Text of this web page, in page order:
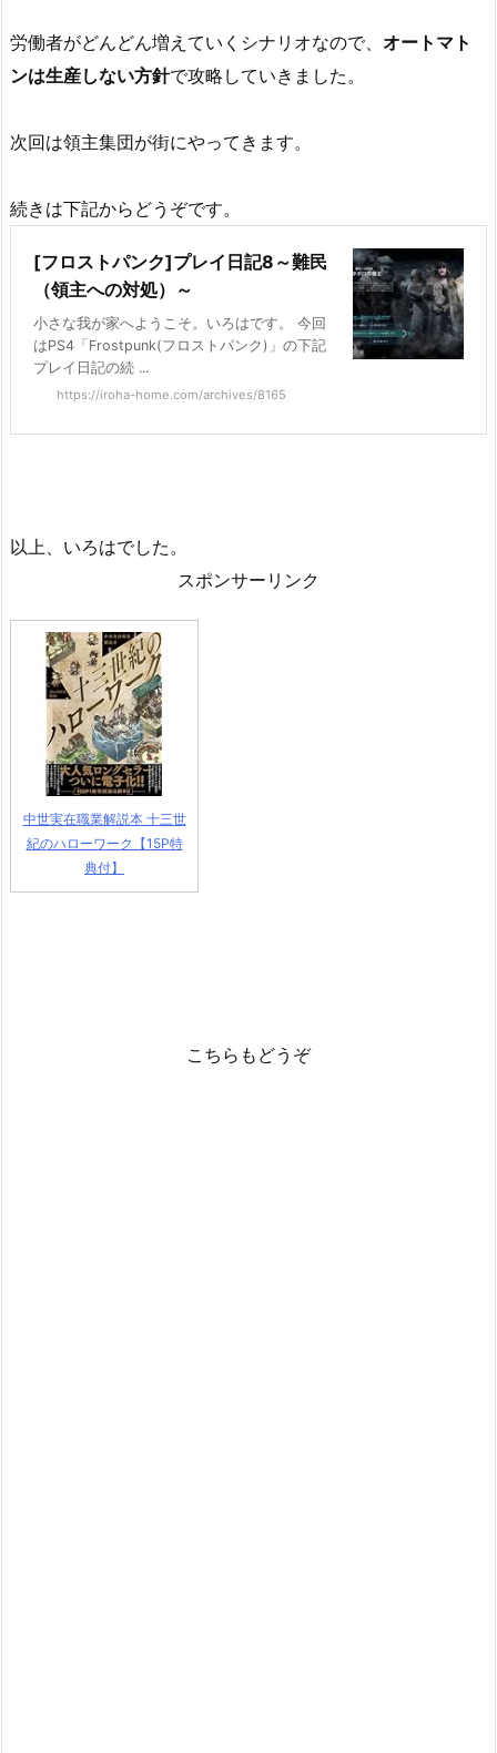
労働者がどんどん増えていくシナリオなので、 オートマト
ンは生産しない方針で攻略していきました。
次回は領主集団が街にやってきます。
続きは下記からどうぞです。
[フロストパンク]プレイ日記8～難民
（領主への対処）～
小さな我が家へようこそ。いろはです。 今回
はPS4「Frostpunk(フロストパンク)」の下記
プレイ日記の続 ...
https://iroha-home.com/archives/8165
以上、いろはでした。
スポンサーリンク
中世実在職業解説本 十三世
紀のハローワーク【15P特
典付】
こちらもどうぞ